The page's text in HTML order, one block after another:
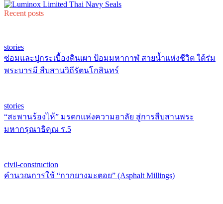
Recent posts
stories
ซ่อมและปูกระเบื้องดินเผา ป้อมมหากาฬ สายน้ำแห่งชีวิต ใต้ร่ม
พระบารมี สืบสานวิถีรัตนโกสินทร์
stories
“สะพานร้องไห้” มรดกแห่งความอาลัย สู่การสืบสานพระ
มหากรุณาธิคุณ ร.5
civil-construction
คำนวณการใช้ “กากยางมะตอย” (Asphalt Millings)